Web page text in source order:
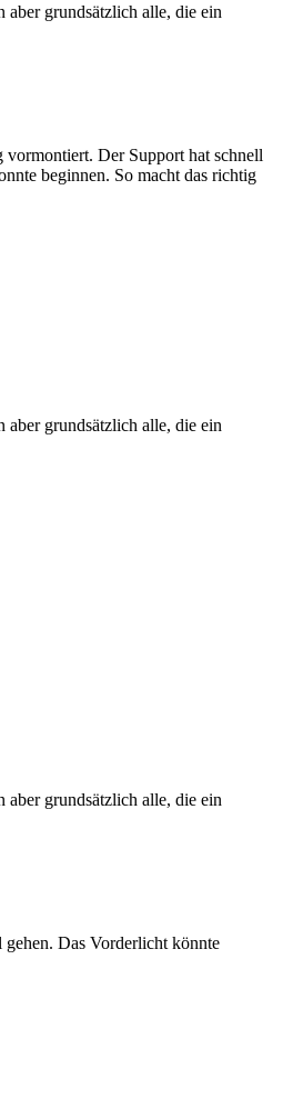
aber grundsätzlich alle, die ein
Der Support hat schnell
beginnen. So macht das richtig
aber grundsätzlich alle, die ein
aber grundsätzlich alle, die ein
Das Vorderlicht könnte